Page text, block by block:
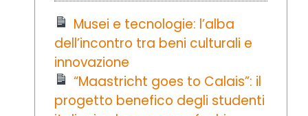
Musei e tecnologie: l’alba
dell’incontro tra beni culturali e
innovazione
“Maastricht goes to Calais”: il
progetto benefico degli studenti